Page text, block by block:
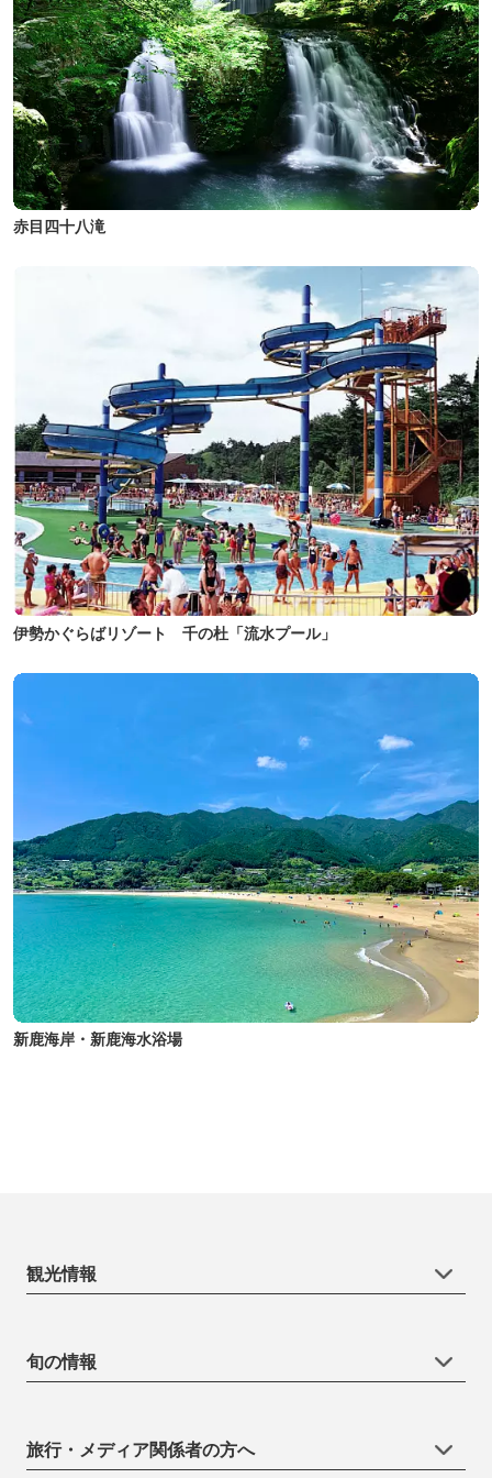
赤目四十八滝
伊勢かぐらばリゾート 千の杜「流水プール」
新鹿海岸・新鹿海水浴場
観光情報
旬の情報
旅行・メディア関係者の方へ